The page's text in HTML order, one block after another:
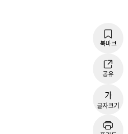
북마크
공유
가
글자크기